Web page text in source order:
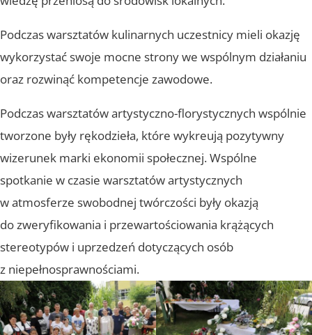
Podczas warsztatów kulinarnych uczestnicy mieli okazję
wykorzystać swoje mocne strony we wspólnym działaniu
oraz rozwinąć kompetencje zawodowe.
Podczas warsztatów artystyczno-florystycznych wspólnie
tworzone były rękodzieła, które wykreują pozytywny
wizerunek marki ekonomii społecznej. Wspólne
spotkanie w czasie warsztatów artystycznych
w atmosferze swobodnej twórczości były okazją
do zweryfikowania i przewartościowania krążących
stereotypów i uprzedzeń dotyczących osób
z niepełnosprawnościami.